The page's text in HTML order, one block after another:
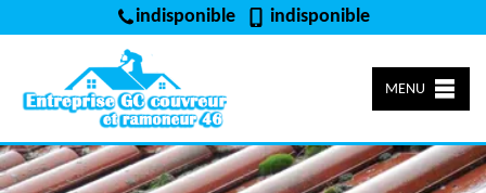
indisponible indisponible
MENU